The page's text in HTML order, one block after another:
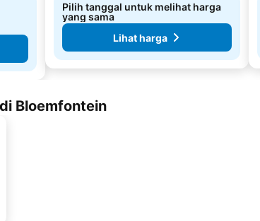
Pilih tanggal untuk melihat harga
yang sama
Lihat harga
Bloemfontein